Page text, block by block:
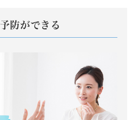
防ができる